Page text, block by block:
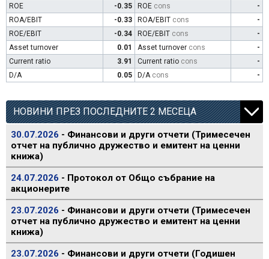
ROE
-0.35 ROE cons
-
ROA/EBIT
-0.33 ROA/EBIT cons
-
ROE/EBIT
-0.34 ROE/EBIT cons
-
Asset turnover
0.01 Asset turnover cons
-
Current ratio
3.91 Current ratio cons
-
D/A
0.05 D/A cons -
НОВИНИ ПРЕЗ ПОСЛЕДНИТЕ 2 МЕСЕЦА
30.07.2026 - Финансови и други отчети (Тримесечен
отчет на публично дружество и емитент на ценни
книжа)
24.07.2026 - Протокол от Общо събрание на
акционерите
23.07.2026 - Финансови и други отчети (Тримесечен
отчет на публично дружество и емитент на ценни
книжа)
23.07.2026 - Финансови и други отчети (Годишен